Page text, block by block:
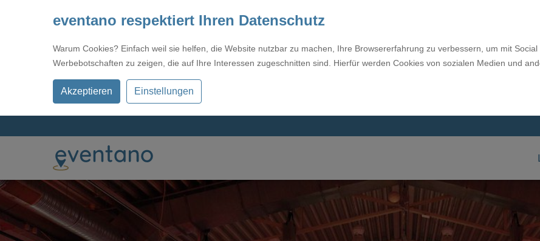
eventano respektiert Ihren Datenschutz
Warum Cookies? Einfach weil sie helfen, die Website nutzbar zu machen, Ihre Browsererfahrung zu verbessern, um mit
Werbebotschaften zu zeigen, die auf Ihre Interessen zugeschnitten sind. Hierfür werden Cookies von sozialen Medien und
Akzeptieren Einstellungen